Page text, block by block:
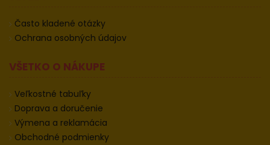
Často kladené otázky
Ochrana osobných údajov
VŠETKO O NÁKUPE
Veľkostné tabuľky
Doprava a doručenie
Výmena a reklamácia
Obchodné podmienky